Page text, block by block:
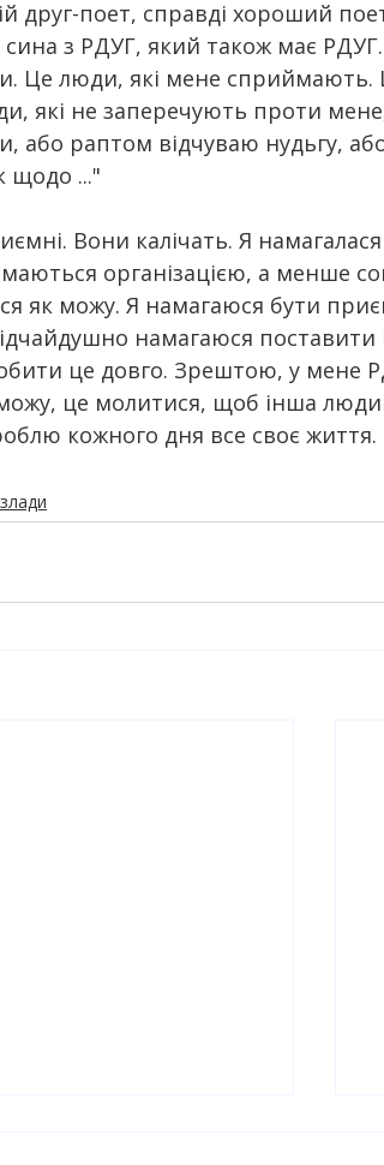
друг-поет, справді хороший
з РДУГ, який також має
Це люди, які мене сприймають.
які не заперечують проти
або раптом відчуваю нудьгу,
щодо ..."
Вони калічать. Я
організацією, а менше
як можу. Я намагаюся бути
намагаюся
це довго. Зрештою, у мене
це молитися, щоб інша
кожного дня все своє життя.